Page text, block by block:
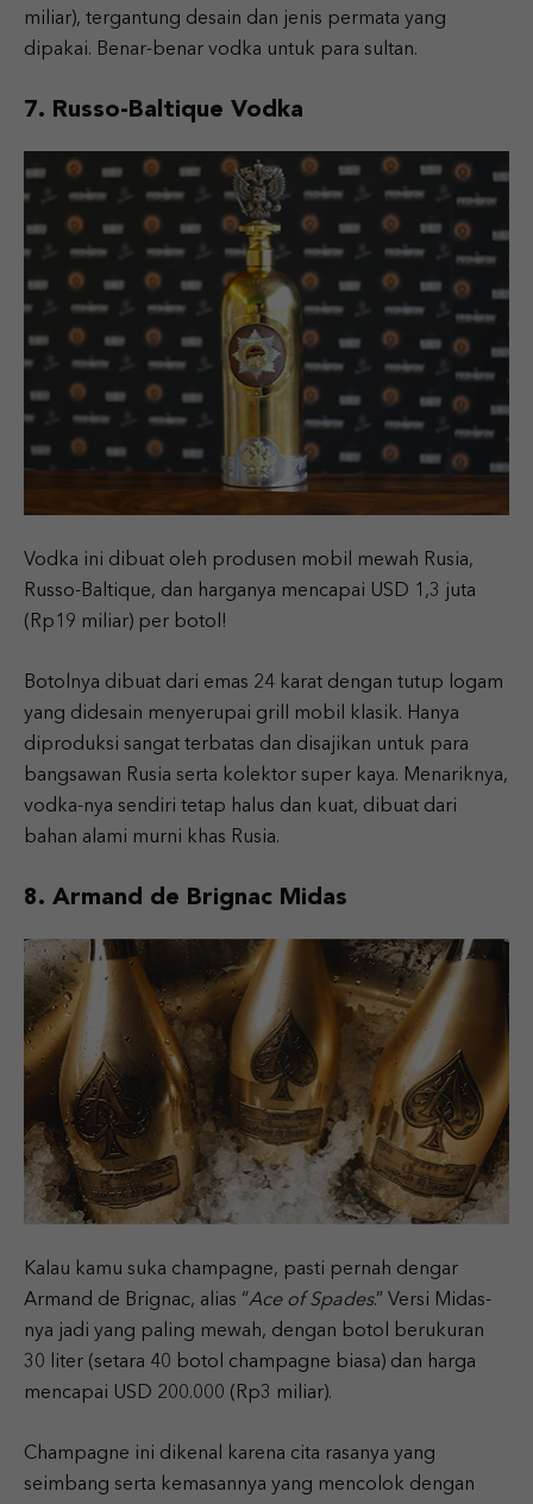
miliar), tergantung desain dan jenis permata yang
dipakai. Benar-benar vodka untuk para sultan.
7. Russo-Baltique Vodka
Vodka ini dibuat oleh produsen mobil mewah Rusia,
Russo-Baltique, dan harganya mencapai USD 1,3 juta
(Rp19 miliar) per botol!
Botolnya dibuat dari emas 24 karat dengan tutup logam
yang didesain menyerupai grill mobil klasik. Hanya
diproduksi sangat terbatas dan disajikan untuk para
bangsawan Rusia serta kolektor super kaya. Menariknya,
vodka-nya sendiri tetap halus dan kuat, dibuat dari
bahan alami murni khas Rusia.
8. Armand de Brignac Midas
Kalau kamu suka champagne, pasti pernah dengar
Armand de Brignac, alias “Ace of Spades.” Versi Midas-
nya jadi yang paling mewah, dengan botol berukuran
30 liter (setara 40 botol champagne biasa) dan harga
mencapai USD 200.000 (Rp3 miliar).
Champagne ini dikenal karena cita rasanya yang
seimbang serta kemasannya yang mencolok dengan